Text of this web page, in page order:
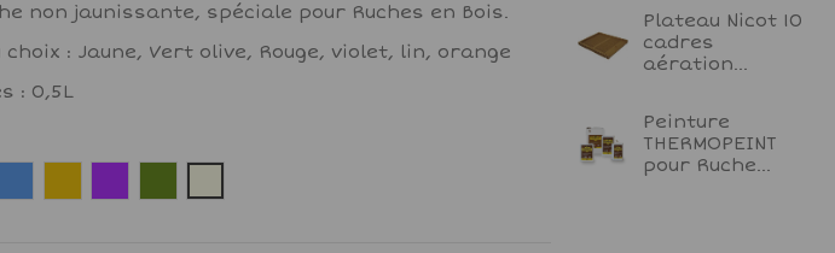
non jaunissante, spéciale pour Ruches en Bois.
: Jaune, Vert olive, Rouge, violet, lin, orange
: 0,5L
Plateau Nicot 10
cadres
aération...
Peinture
THERMOPEINT
pour Ruche...